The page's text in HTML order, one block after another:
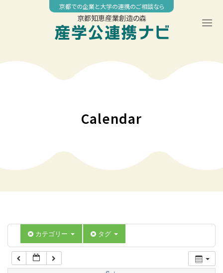
京都での企業と大学の連携のご相談なら
京都知恵産業創造の森
Calendar
カテゴリー タグ
04:00
07:00